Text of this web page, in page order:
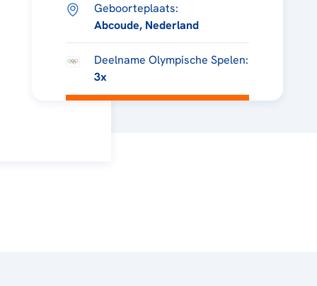
Geboorteplaats:
Abcoude, Nederland
Deelname Olympische Spelen:
3x